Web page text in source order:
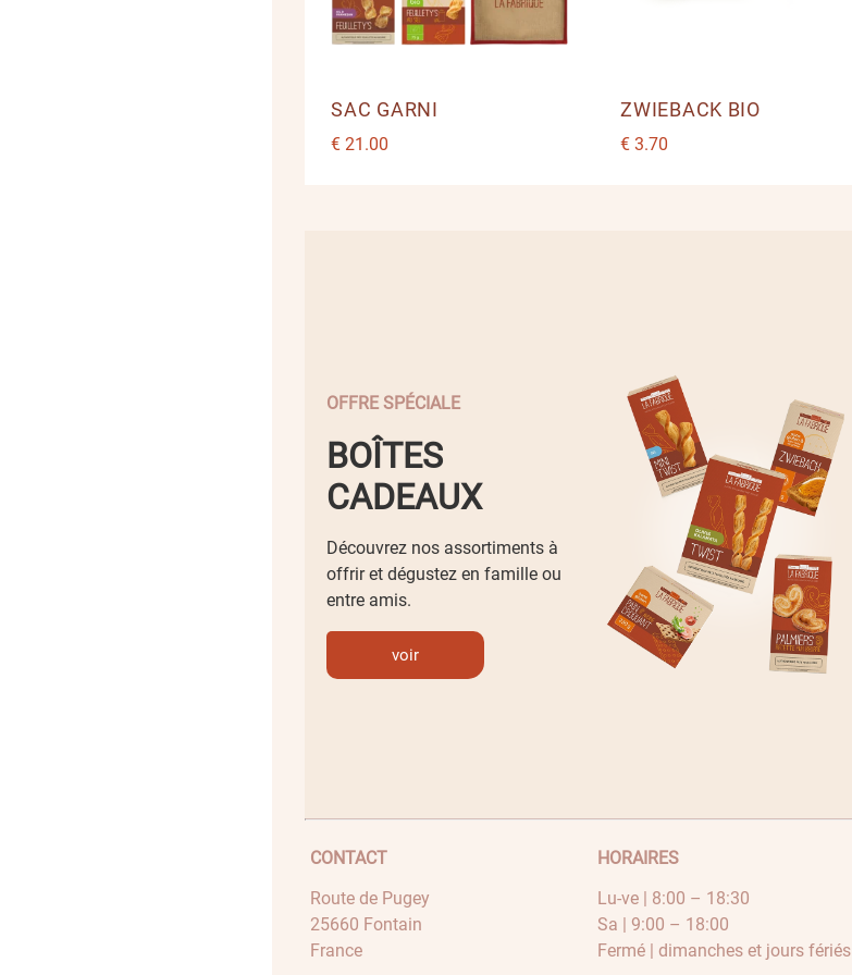
SAC GARNI
€ 21.00
ZWIEBACK BIO
€ 3.70
OFFRE SPÉCIALE
BOÎTES
CADEAUX
Découvrez nos assortiments à
offrir et dégustez en famille ou
entre amis.
voir
CONTACT
Route de Pugey
25660 Fontain
France
HORAIRES
Lu-ve | 8:00 – 18:30
Sa | 9:00 – 18:00
Fermé | dimanches et jours fériés